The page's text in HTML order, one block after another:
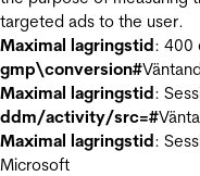
targeted ads to the user.
Maximal lagringstid: 400
gmp\conversion#
Maximal lagringstid:
ddm/activity/src=#
Maximal lagringstid:
Microsoft